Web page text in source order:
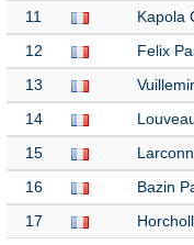
11 Kapola
12 Felix
13
14
15
16 Bazin
17